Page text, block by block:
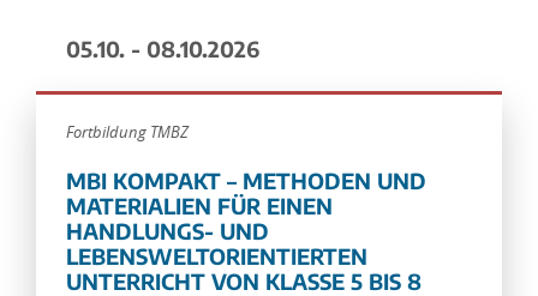
05.10. - 08.10.2026
Fortbildung TMBZ
MBI KOMPAKT – METHODEN UND
MATERIALIEN FÜR EINEN
HANDLUNGS- UND
LEBENSWELTORIENTIERTEN
UNTERRICHT VON KLASSE 5 BIS 8